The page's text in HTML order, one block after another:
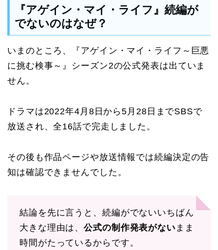
『アゲイン・マイ・ライフ』続編が
でないのはなぜ？
いまのところ、『アゲイン・マイ・ライフ～巨悪
に挑む検事～』シーズン2の公式発表は出ていま
せん。
ドラマは2022年4月8日から5月28日までSBSで
放送され、全16話で完走しました。
その後も作品ページや放送情報では続編決定の告
知は確認できませんでした。
結論を先に言うと、続編がでないいちばん
大きな理由は、公式の制作発表がない まま
時間がたっているからです。